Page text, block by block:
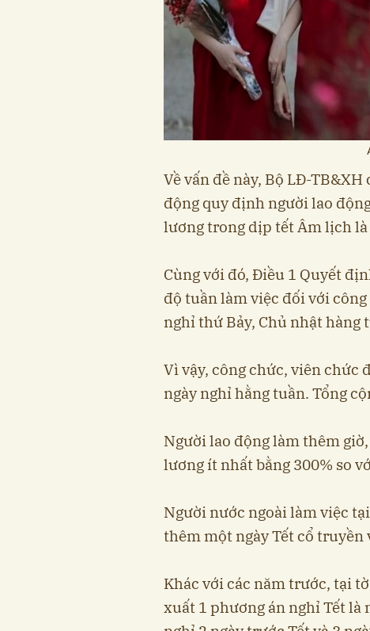
Về vấn đề này, Bộ LĐ-
động quy định người lao
lương trong dịp tết Âm lịch là
Cùng với đó, Điều 1 Quyết
độ tuần làm việc đối với
nghỉ thứ Bảy, Chủ nhật hàng
Vì vậy, công chức, viên chức
ngày nghỉ hằng tuần. Tổng
Người lao động làm thêm
lương ít nhất bằng 300% so
Người nước ngoài làm việc
thêm một ngày Tết cổ truyền
Khác với các năm trước, tại
xuất 1 phương án nghỉ Tết là